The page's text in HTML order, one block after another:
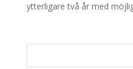
ytterligare två år med